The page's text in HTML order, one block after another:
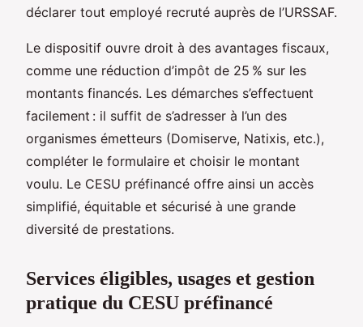
déclarer tout employé recruté auprès de l’URSSAF.
Le dispositif ouvre droit à des avantages fiscaux,
comme une réduction d’impôt de 25 % sur les
montants financés. Les démarches s’effectuent
facilement : il suffit de s’adresser à l’un des
organismes émetteurs (Domiserve, Natixis, etc.),
compléter le formulaire et choisir le montant
voulu. Le CESU préfinancé offre ainsi un accès
simplifié, équitable et sécurisé à une grande
diversité de prestations.
Services éligibles, usages et gestion
pratique du CESU préfinancé